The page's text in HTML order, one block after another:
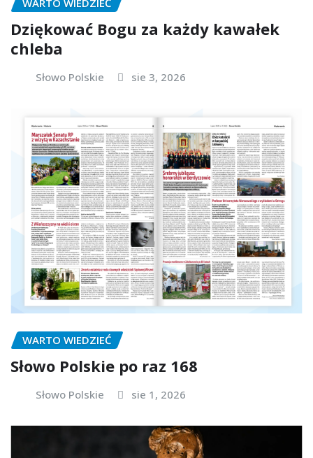
Dziękować Bogu za każdy kawałek
chleba
Słowo Polskie sie 3, 2026
WARTO WIEDZIEĆ
Słowo Polskie po raz 168
Słowo Polskie sie 1, 2026